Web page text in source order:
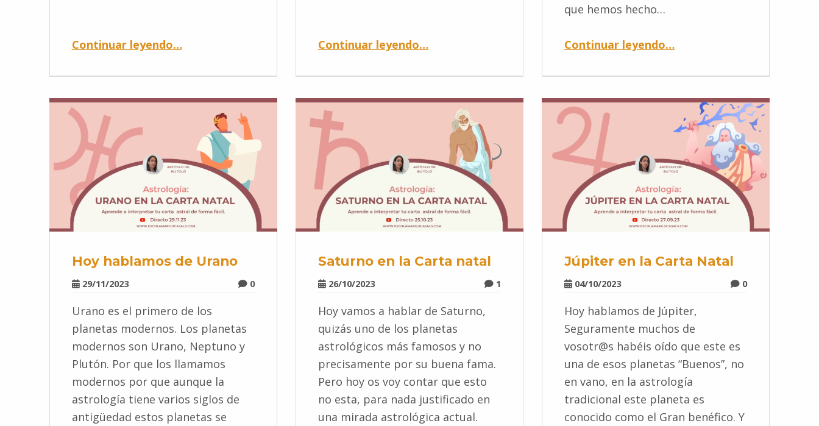
Continuar leyendo… Continuar leyendo…
que hemos hecho…
Continuar leyendo…
Hoy hablamos de Urano
29/11/2023 0
Urano es el primero de los
planetas modernos. Los planetas
modernos son Urano, Neptuno y
Plutón. Por que los llamamos
modernos por que aunque la
astrología tiene varios siglos de
antigüedad estos planetas se
Saturno en la Carta natal
26/10/2023 1
Hoy vamos a hablar de Saturno,
quizás uno de los planetas
astrológicos más famosos y no
precisamente por su buena fama.
Pero hoy os voy contar que esto
no esta, para nada justificado en
una mirada astrológica actual.
Júpiter en la Carta Natal
04/10/2023 0
Hoy hablamos de Júpiter,
Seguramente muchos de
vosotr@s habéis oído que este es
una de esos planetas “Buenos”, no
en vano, en la astrología
tradicional este planeta es
conocido como el Gran benéfico. Y